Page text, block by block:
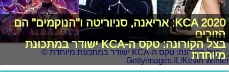
KCA 2020: אריאנה, סניוריטה ו"הנוקמים" הם
הזוכים
בצל הקורונה: טקס ה-KCA ישודר במתכונת
מיוחדת